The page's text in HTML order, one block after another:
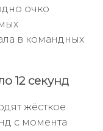
очко
в командных
12 секунд
жёсткое
с момента